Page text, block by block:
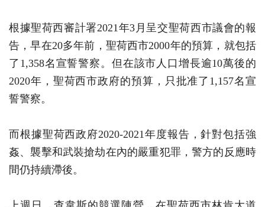
根據聖荷西審計署2021年3月呈交聖荷西市議會的報
告，早在20多年前，聖荷西市2000年的預算，就包括
了1,358名宣誓警察。但在該市人口增長逾10萬後的
2020年，聖荷西市政府的預算，只批准了1,157名宣
誓警察。
而根據聖荷西政府2020-2021年度報告，針對包括強
姦、襲擊和武裝搶劫在內的嚴重犯罪，警方的反應時
間仍持續滯後。